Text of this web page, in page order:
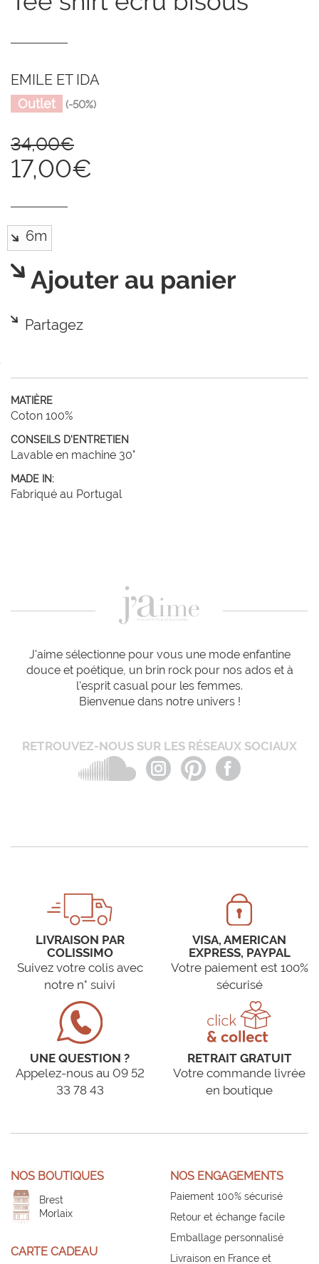
EMILE ET IDA
Outlet (-50%)
34,00€
17,00€
Ajouter au panier
Partagez
MATIÈRE
Coton 100%
CONSEILS D'ENTRETIEN
Lavable en machine 30°
MADE IN:
Fabriqué au Portugal
J'aime sélectionne pour vous une mode enfantine
douce et poétique, un brin rock pour nos ados et à
l'esprit casual pour les femmes.
Bienvenue dans notre univers !
RETROUVEZ-NOUS SUR LES RÉSEAUX SOCIAUX
LIVRAISON PAR
COLISSIMO
Suivez votre colis avec
notre n° suivi
VISA, AMERICAN
EXPRESS, PAYPAL
Votre paiement est 100%
sécurisé
UNE QUESTION ?
Appelez-nous au 09 52
33 78 43
RETRAIT GRATUIT
Votre commande livrée
en boutique
NOS BOUTIQUES
Brest
Morlaix
CARTE CADEAU
NOS ENGAGEMENTS
Paiement 100% sécurisé
Retour et échange facile
Emballage personnalisé
Livraison en France et